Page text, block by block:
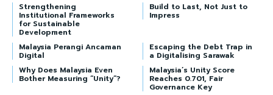
Strengthening
Institutional Frameworks
for Sustainable
Development
Build to Last, Not Just to
Impress
Malaysia Perangi Ancaman
Digital
Escaping the Debt Trap in
a Digitalising Sarawak
Why Does Malaysia Even
Bother Measuring “Unity”?
Malaysia’s Unity Score
Reaches 0.701, Fair
Governance Key